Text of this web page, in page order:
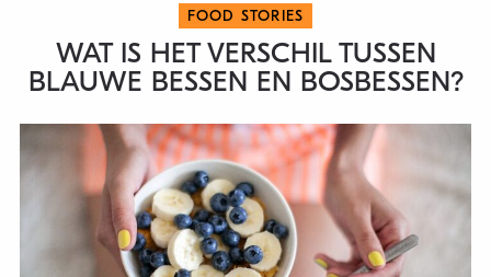
FOOD STORIES
WAT IS HET VERSCHIL TUSSEN
BLAUWE BESSEN EN BOSBESSEN?